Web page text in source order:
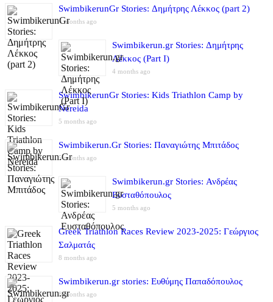
SwimbikerunGr Stories: Δημήτρης Λέκκος (part 2)
4 months ago
Swimbikerun.gr Stories: Δημήτρης
Λέκκος (Part I)
4 months ago
SwimbikerunGr Stories: Kids Triathlon Camp by
Nereida
5 months ago
Swimbikerun.Gr Stories: Παναγιώτης Μπιτάδος
5 months ago
Swimbikerun.gr Stories: Ανδρέας
Ευσταθόπουλος
5 months ago
Greek Triathlon Races Review 2023-2025: Γεώργιος
Σαλματάς
8 months ago
Swimbikerun.gr stories: Ευθύμης Παπαδόπουλος
8 months ago